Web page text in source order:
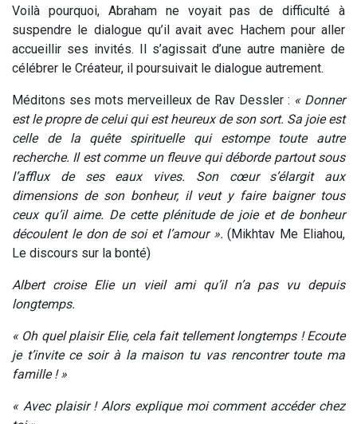
Voilà pourquoi, Abraham ne voyait pas de difficulté à
suspendre le dialogue qu’il avait avec Hachem pour aller
accueillir ses invités. Il s’agissait d’une autre manière de
célébrer le Créateur, il poursuivait le dialogue autrement.
Méditons ses mots merveilleux de Rav Dessler : « Donner
est le propre de celui qui est heureux de son sort. Sa joie est
celle de la quête spirituelle qui estompe toute autre
recherche. Il est comme un fleuve qui déborde partout sous
l’afflux de ses eaux vives. Son cœur s’élargit aux
dimensions de son bonheur, il veut y faire baigner tous
ceux qu’il aime. De cette plénitude de joie et de bonheur
découlent le don de soi et l’amour ». (Mikhtav Me Eliahou,
Le discours sur la bonté)
Albert croise Elie un vieil ami qu’il n’a pas vu depuis
longtemps.
« Oh quel plaisir Elie, cela fait tellement longtemps ! Ecoute
je t’invite ce soir à la maison tu vas rencontrer toute ma
famille ! »
« Avec plaisir ! Alors explique moi comment accéder chez